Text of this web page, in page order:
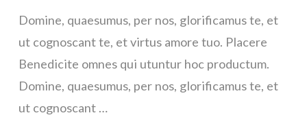
Domine, quaesumus, per nos, glorificamus te, et
ut cognoscant te, et virtus amore tuo. Placere
Benedicite omnes qui utuntur hoc productum.
Domine, quaesumus, per nos, glorificamus te, et
ut cognoscant …